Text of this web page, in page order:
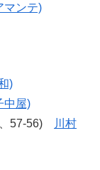
マンテ)
)
中屋)
57-56)
川村